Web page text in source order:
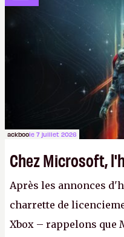
ackboole 7 juillet 2026
Chez Microsoft,
Après les annonces
charrette de
Xbox – rappelons que